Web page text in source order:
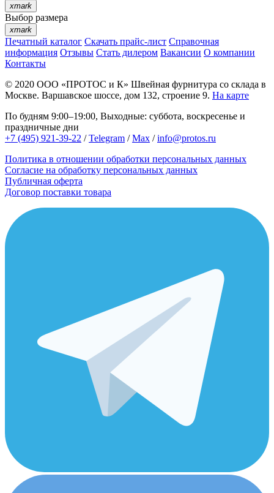
xmark
Выбор размера
xmark
Печатный каталог Скачать прайс-лист Справочная
информация Отзывы Стать дилером Вакансии О компании
Контакты
© 2020 ООО «ПРОТОС и К» Швейная фурнитура со склада в
Москве. Варшавское шоссе, дом 132, строение 9. На карте
По будням 9:00–19:00, Выходные: суббота, воскресенье и
праздничные дни
+7 (495) 921-39-22 /Telegram /Max /info@protos.ru
Политика в отношении обработки персональных данных
Согласие на обработку персональных данных
Публичная оферта
Договор поставки товара